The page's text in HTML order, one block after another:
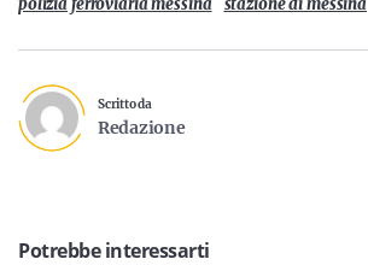
polizia ferroviaria messina
stazione di messina
Scritto da
Redazione
Potrebbe interessarti